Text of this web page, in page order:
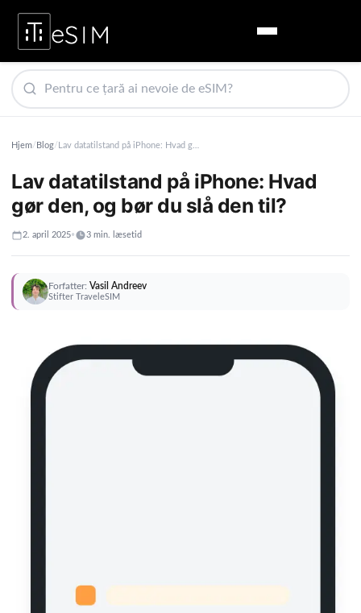
Hjem/ Blog/
Lav datatilstand på iPhone: Hvad
gør den, og bør du slå den til?
2. april 2025• 3 min. læsetid
Forfatter: Vasil Andreev
Stifter TraveleSIM